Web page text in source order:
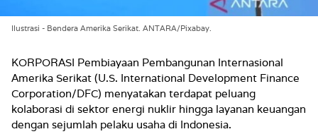
Ilustrasi - Bendera Amerika Serikat. ANTARA/Pixabay.
KORPORASI Pembiayaan Pembangunan Internasional
Amerika Serikat (U.S. International Development Finance
Corporation/DFC) menyatakan terdapat peluang
kolaborasi di sektor energi nuklir hingga layanan keuangan
dengan sejumlah pelaku usaha di Indonesia.